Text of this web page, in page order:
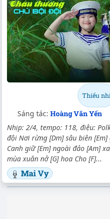
Thiếu
Sáng tác: Hoàng Văn Yến
Nhịp: 2/4, tempo: 118, điệu:
đội Nơi rừng [Dm] sâu biên
Canh giữ [Em] ngoài đảo [Am]
mùa xuân nở [G] hoa Cho [F]...
Mai Vy